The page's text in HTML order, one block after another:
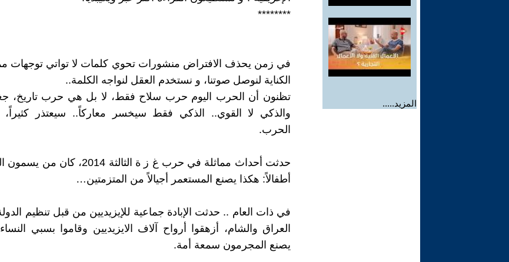
المزيد.....
********
في زمن يحذف الافتراض منشورات تحوي كلمات لا تواتي توجهات
الكناية لنوصل صوتنا، و نستخدم العقل لنواجه الكلمة..
تظنون أن الحرب اليوم حرب سلاح فقط، لا بل هي حرب تاريخ،
والذكي لا القوي.. الذكي فقط سيخسر معاركاً.. سيعتذر
الحرب.
حدثت أحداث مماثلة في حرب غ ز ة الثالثة
أطفالاً: هكذا يصنع المستعمر أجيالاً من المتزمتين…
في ذات العام .. حدثت الإبادة جماعية للإيزيديين من قبل تنظيم
العراق والشام، أزهقوا أرواح آلاف الايزيديين وقاموا بسبي
يصنع المجرمون سمعة أمة.